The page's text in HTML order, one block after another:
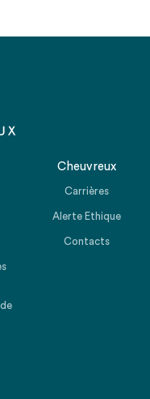
Cheuvreux
Carrières
Alerte Ethique
Contacts